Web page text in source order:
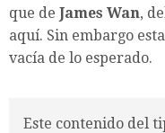
que de James Wan,
aquí. Sin embargo
vacía de lo esperado.
Este contenido del